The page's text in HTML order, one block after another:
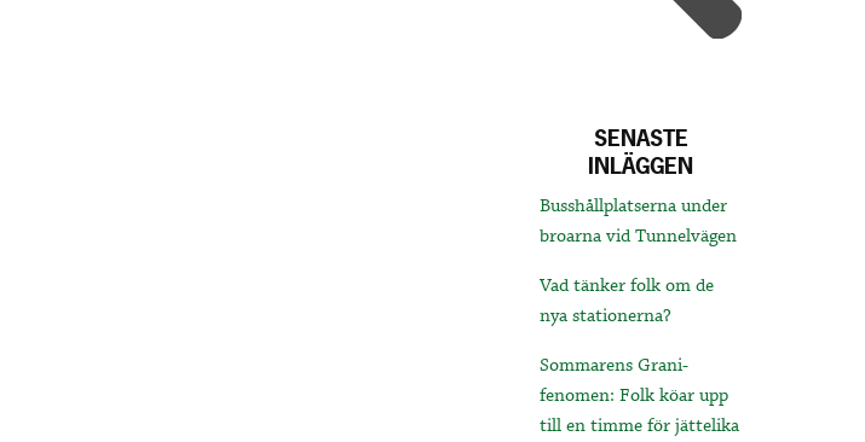
SENASTE
INLÄGGEN
Busshållplatserna under
broarna vid Tunnelvägen
Vad tänker folk om de
nya stationerna?
Sommarens Grani-
fenomen: Folk köar upp
till en timme för jättelika